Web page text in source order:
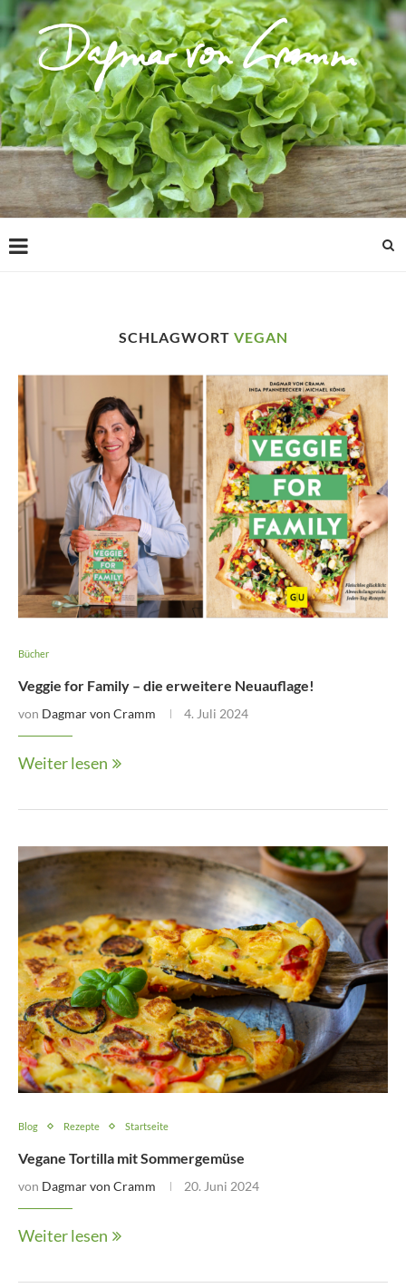
SCHLAGWORT VEGAN
Bücher
Veggie for Family – die erweitere Neuauflage!
von Dagmar von Cramm 4. Juli 2024
Weiter lesen
Blog Rezepte Startseite
Vegane Tortilla mit Sommergemüse
von Dagmar von Cramm 20. Juni 2024
Weiter lesen